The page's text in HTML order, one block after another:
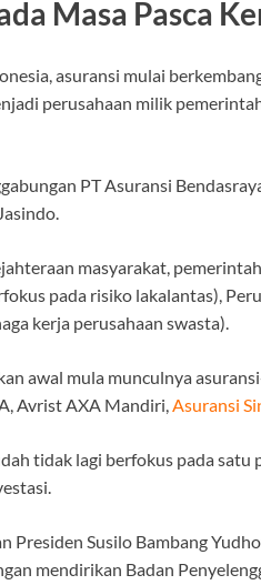
Masa Pasca
asuransi mulai
perusahaan milik
PT Asuransi
masyarakat,
pada risiko lakalantas),
kerja perusahaan swasta).
awal mula munculnya
Avrist AXA Mandiri,Asuransi
tidak lagi berfokus pada
Presiden Susilo Bambang
mendirikan Badan